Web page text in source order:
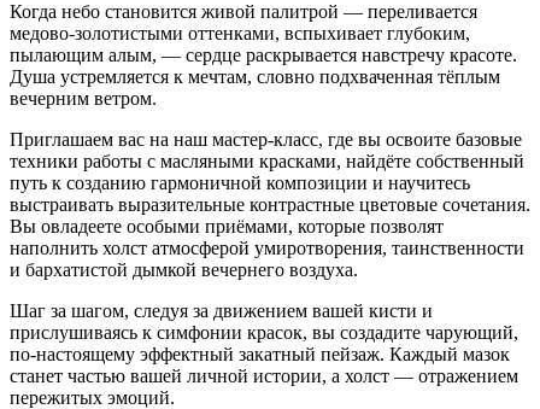
Когда небо становится живой палитрой — переливается
медово‑золотистыми оттенками, вспыхивает глубоким,
пылающим алым, — сердце раскрывается навстречу красоте.
Душа устремляется к мечтам, словно подхваченная тёплым
вечерним ветром.
Приглашаем вас на наш мастер‑класс, где вы освоите базовые
техники работы с масляными красками, найдёте собственный
путь к созданию гармоничной композиции и научитесь
выстраивать выразительные контрастные цветовые сочетания.
Вы овладеете особыми приёмами, которые позволят
наполнить холст атмосферой умиротворения, таинственности
и бархатистой дымкой вечернего воздуха.
Шаг за шагом, следуя за движением вашей кисти и
прислушиваясь к симфонии красок, вы создадите чарующий,
по‑настоящему эффектный закатный пейзаж. Каждый мазок
станет частью вашей личной истории, а холст — отражением
пережитых эмоций.